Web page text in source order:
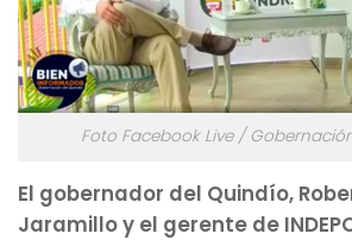
Foto Facebook Live /
El gobernador del Quindío,
Jaramillo y el gerente de